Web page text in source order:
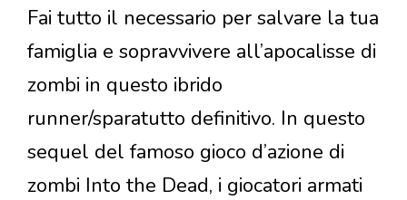
Fai tutto il necessario per salvare la tua
famiglia e sopravvivere all’apocalisse di
zombi in questo ibrido
runner/sparatutto definitivo. In questo
sequel del famoso gioco d’azione di
zombi Into the Dead, i giocatori armati